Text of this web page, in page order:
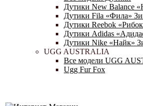
Дутики New Balance
Дутики Fila «Фила»
Дутики Reebok
Дутики Adidas
Дутики Nike «Найк»
UGG AUSTRALIA
Все модели UGG
Ugg Fur Fox